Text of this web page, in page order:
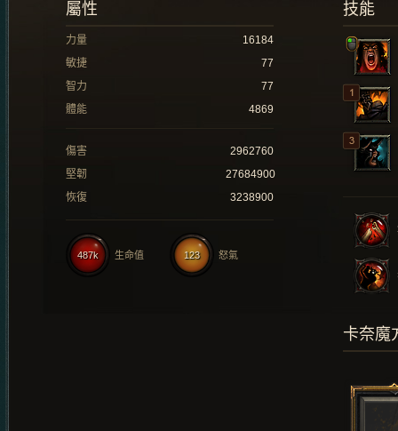
技能
屬性
力量
16184
敏捷
77
智力
77
體能
4869
傷害
2962760
堅韌
27684900
恢復
3238900
123 怒氣
487k 生命值
卡奈魔